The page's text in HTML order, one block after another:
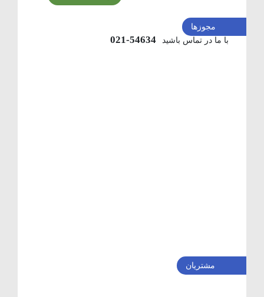
با ما در تماس باشید 54634-021
مجوزها
مشتریان